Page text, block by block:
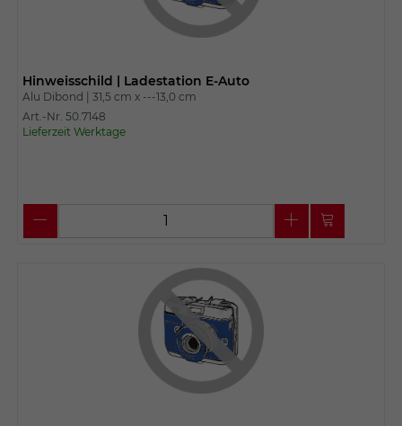
Hinweisschild | Ladestation E-Auto
Alu Dibond | 31,5 cm x ---13,0 cm
Art.-Nr. 50.7148
Lieferzeit Werktage